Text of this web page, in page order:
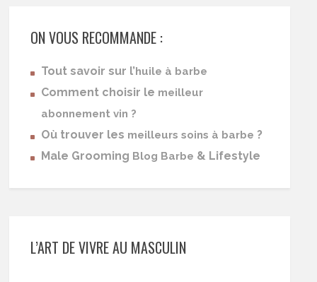
ON VOUS RECOMMANDE :
Tout savoir sur l’ huile à barbe
Comment choisir le meilleur
abonnement vin ?
Où trouver les meilleurs soins à barbe ?
Male Grooming Blog Barbe & Lifestyle
L’ART DE VIVRE AU MASCULIN